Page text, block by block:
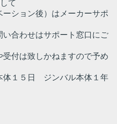
て
ション後）はメーカーサポ
合わせはサポート窓口にご
付は致しかねますので予め
体１５日 ジンバル本体１年